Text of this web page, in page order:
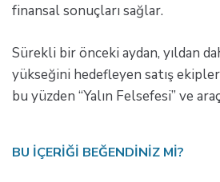
finansal sonuçları sağlar.
Sürekli bir önceki aydan, yıldan
yükseğini hedefleyen satış
bu yüzden “Yalın Felsefesi” ve
BU IÇERIĞI BEĞENDINIZ MI?